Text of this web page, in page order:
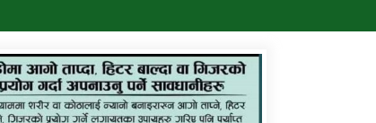
कर्णाली प्रविधि शिक्षालय जुम्लाको सुचना